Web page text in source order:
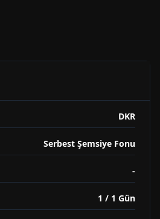
DKR
Serbest Şemsiye Fonu
-
1 / 1 Gün